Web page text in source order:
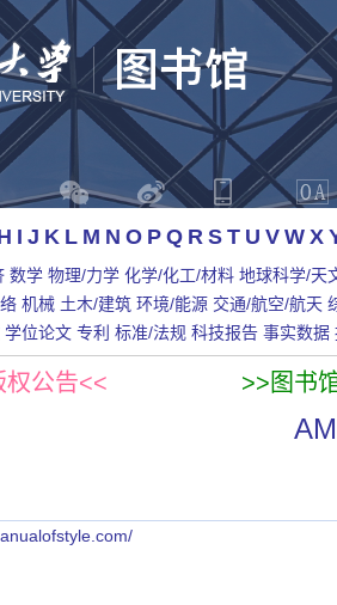
I J K L M N O P Q R S T U V W X
数学 物理/力学 化学/化工/材料 地球科学/天
机械 土木/建筑 环境/能源 交通/航空/航天
学位论文 专利 标准/法规 科技报告 事实数据
权公告<< >>图书